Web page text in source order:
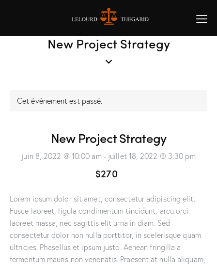
New Project Strategy
Cet évènement est passé.
New Project Strategy
juin 8, 2022 @ 10:00 am - juillet 18, 2022 @ 3:30 pm
$270
Lorem ipsum dolor sit amet, consectetur adipiscing elit.
Fusce laoreet, ligula condimentum tincidunt, arcu orci
laoreet massa, nec sagittis elit urna in diam. Sed
consectetur dolor non nulla porttitor, in scelerisque quam
ultricies. Phasellus et ipsum justo. Aenean fringilla a
fermentum mauris non venenatis. Praesent at nulla aliquam,